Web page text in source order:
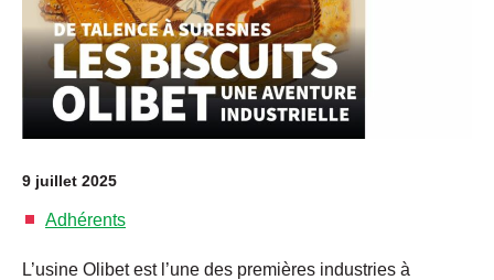
9 juillet 2025
Adhérents
L’usine Olibet est l’une des premières industries à